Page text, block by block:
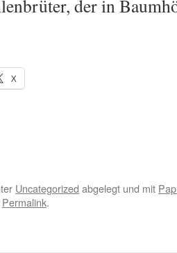
der in
X
Uncategorized abgelegt und mit
Permalink.